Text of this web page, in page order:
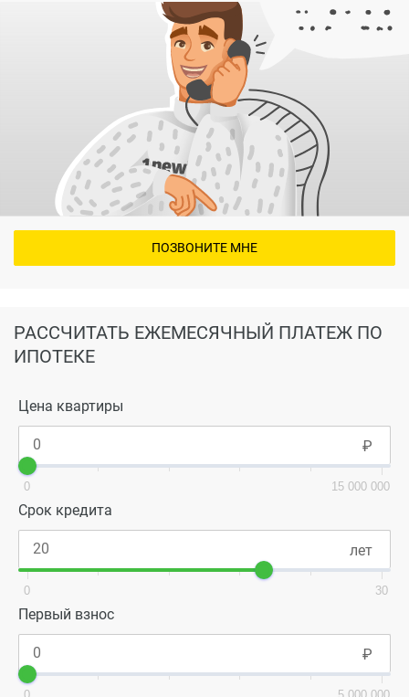
РАССЧИТАТЬ ЕЖЕМЕСЯЧНЫЙ ПЛАТЕЖ ПО
ИПОТЕКЕ
Цена квартиры
0 15 000 000
Срок кредита
0 30
Первый взнос
ПОЗВОНИТЕ МНЕ